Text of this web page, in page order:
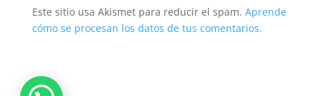
Este sitio usa Akismet para reducir el spam. Aprende
cómo se procesan los datos de tus comentarios.